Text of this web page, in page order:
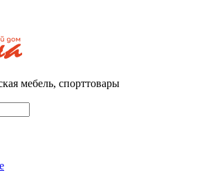
мебель, спорттовары